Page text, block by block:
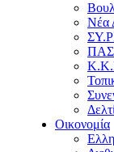
Νέα
Οικονομία